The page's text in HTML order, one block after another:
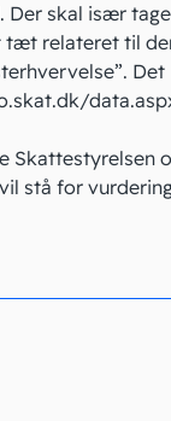
Der skal især
tæt relateret til
Det
Skattestyrelsen
stå for